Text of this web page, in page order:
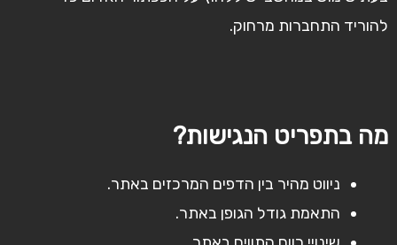
להוריד התחברות מרחוק.
מה בתפריט הנגישות?
ניווט מהיר בין הדפים המרכזים באתר.
התאמת גודל הגופן באתר.